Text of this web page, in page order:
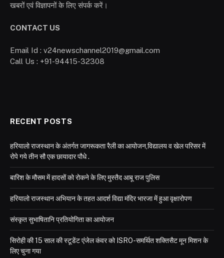
खबरों एवं विज्ञापनों के लिए संपर्क करें।
CONTACT US
Email Id : v24newschannel2019@gmail.com
Call Us : +91-94415-32308
RECENT POSTS
हरियालो राजस्थान के अंतर्गत जागरूकता रैली का आयोजन,विद्यालय व खेल परिसर में
रोपे गये तीन सौ एक छायादार पौधे .
बारिश के मौसम में हादसों को रोकने के लिए मुस्तैद आबू राज पुलिस
हरियालो राजस्थान अभियान के तहत आदर्श विद्या मंदिर भारजा में हुआ वृक्षारोपण
संस्कृत सुभाषितानि प्रतियोगिता का आयोजन
सिरोही की 15 साल की स्टूडेंट एंजेल कंवर को ISRO-समर्थित शक्तिसैट मून मिशन के
लिए चुना गया